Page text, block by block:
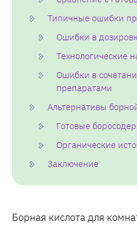
Типичные ошибки
Ошибки в
Технологические
Ошибки в
препаратами
Альтернативы
Готовые
Органические
Заключение
Борная кислота для